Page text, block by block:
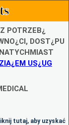
POTRZEB¿
DOST¿PU
US¿UG
tutaj, aby uzyskać